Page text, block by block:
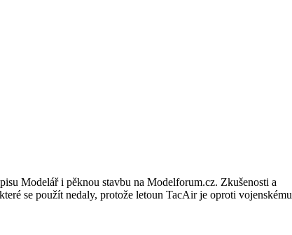
Modelář i pěknou stavbu na Modelforum.cz. Zkušenosti a
se použít nedaly, protože letoun TacAir je oproti vojenskému